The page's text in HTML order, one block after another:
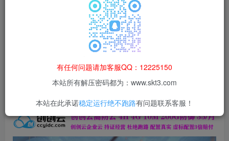
本站所有资源均为网络收集整理而来，仅供学习研究使用，请在下
载后24h内删除，谢谢合作！
本站资源仅用于学习交流，禁止商业运营与违法、侵权
果由使用者自行承担。
有任何问题请加客服QQ：12225150
本站所有解压密码都为：www.skt3.com
本站在此承诺稳定运行绝不跑路有问题联系客服！